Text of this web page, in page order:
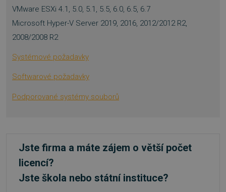
VMware ESXi 4.1, 5.0, 5.1, 5.5, 6.0, 6.5, 6.7
Microsoft Hyper-V Server 2019, 2016, 2012/2012 R2,
2008/2008 R2
Systémové požadavky
Softwarové požadavky
Podporované systémy souborů
Jste firma a máte zájem o větší počet
licencí?
Jste škola nebo státní instituce?